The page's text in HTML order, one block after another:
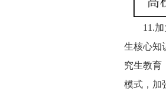
11.
生核心知
究生教育
模式，加